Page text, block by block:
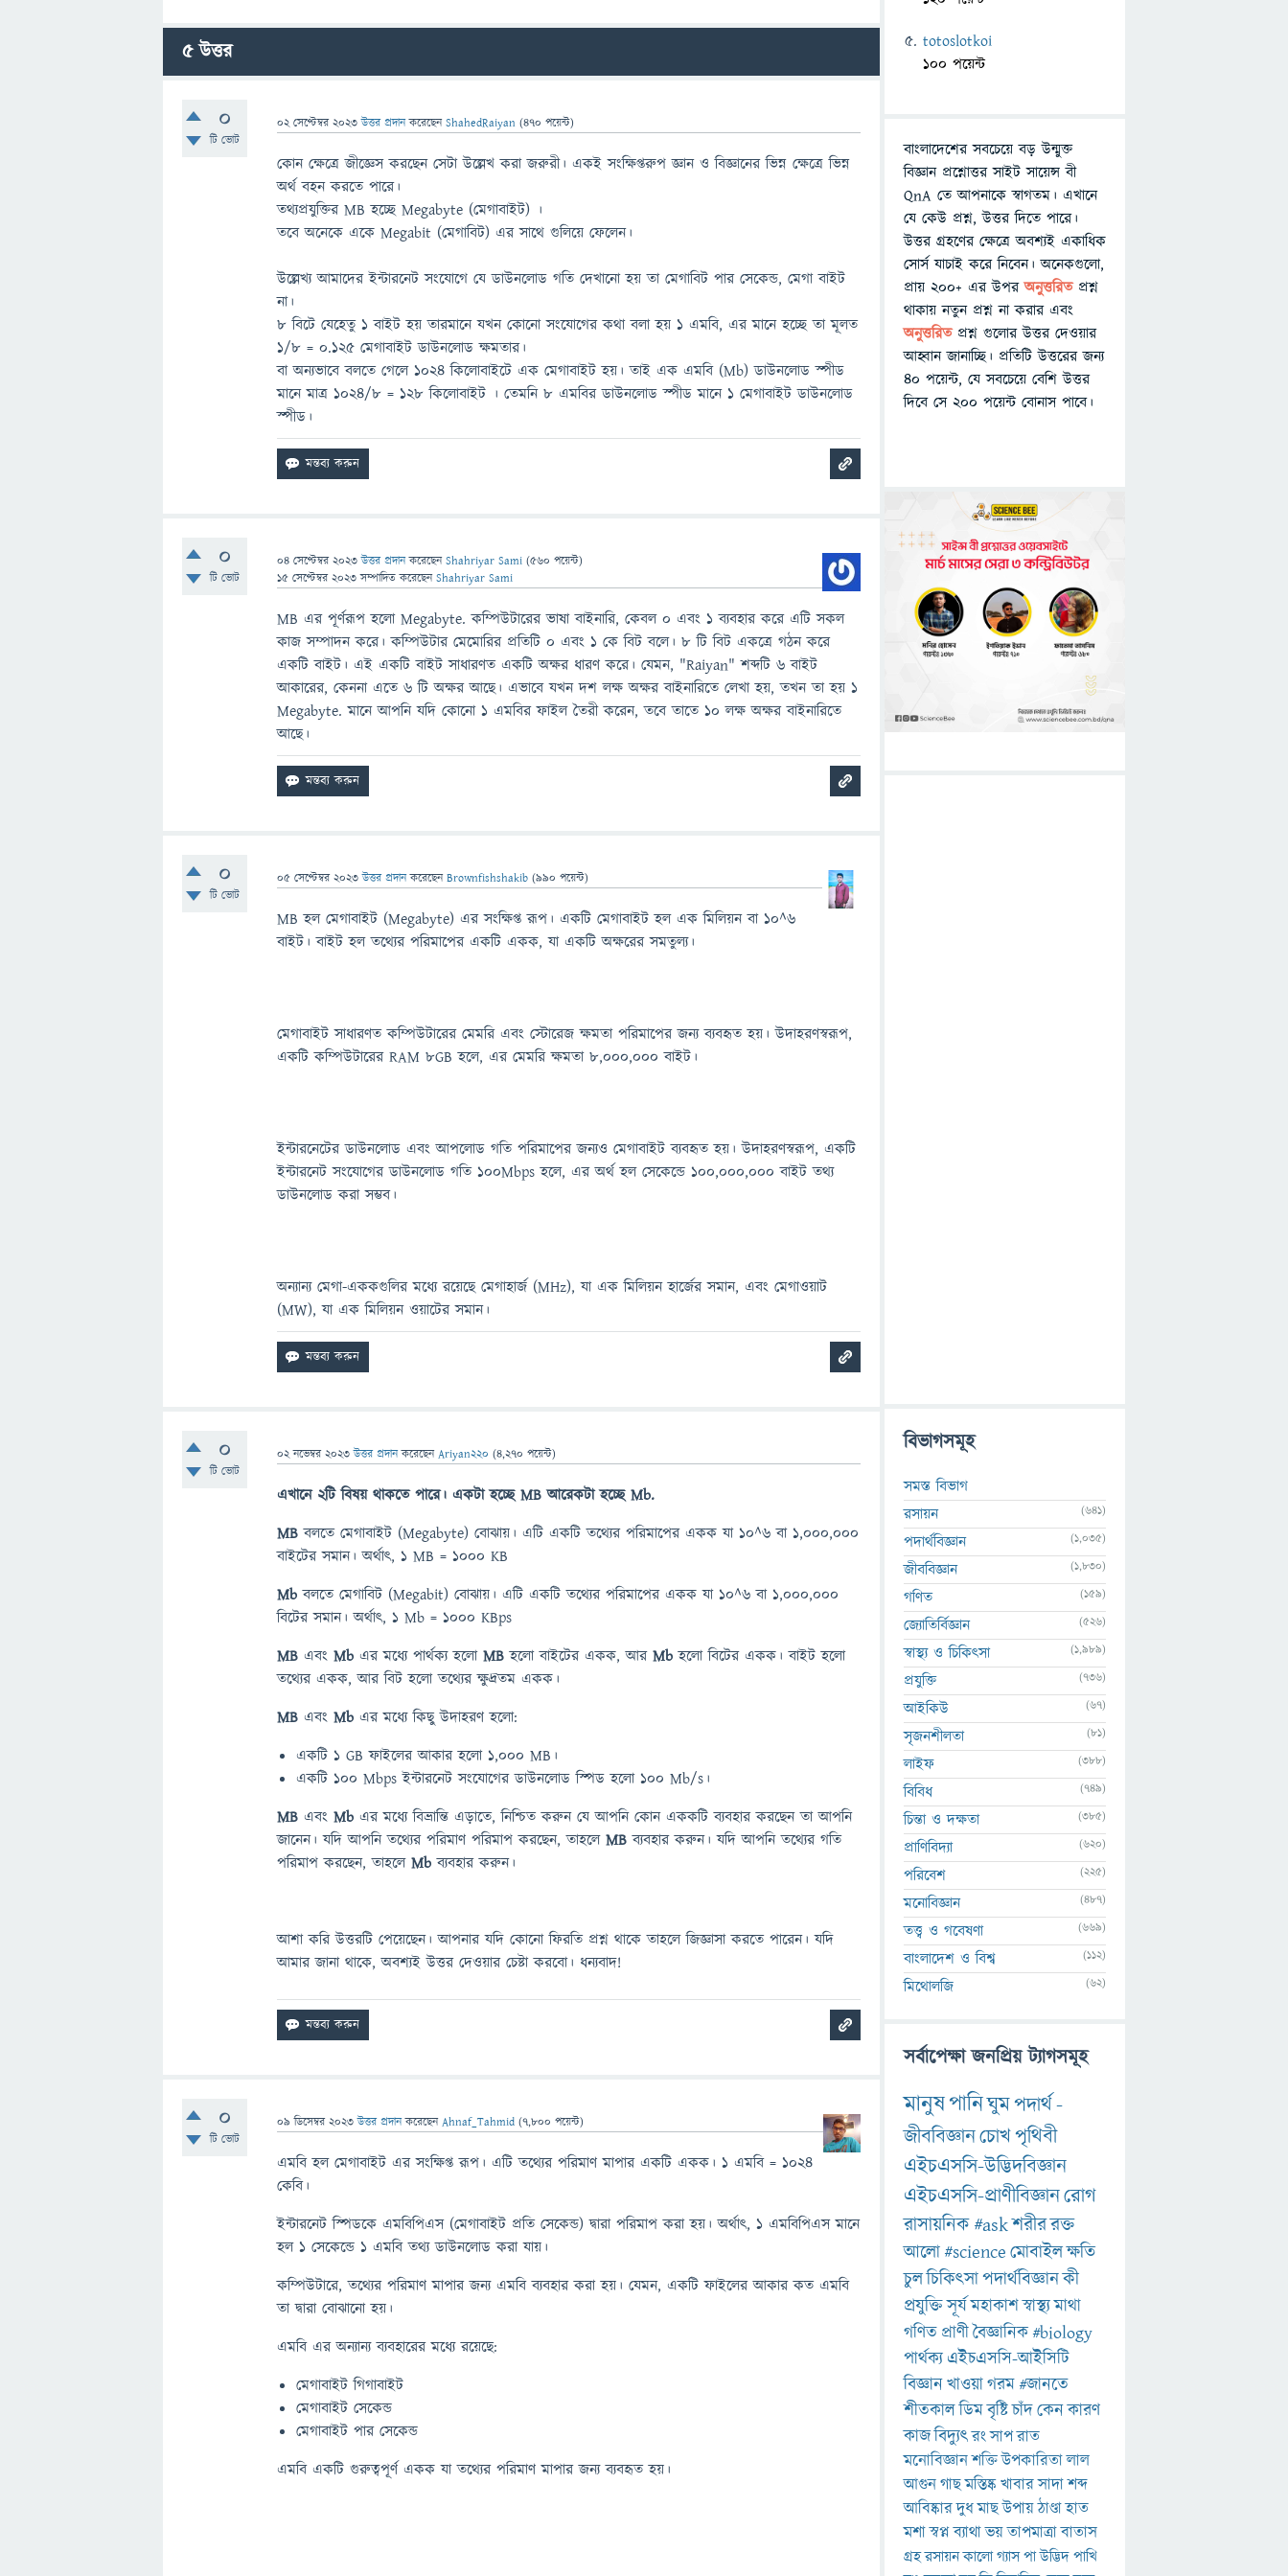
5উত্তর
0
টি ভোট
02 সেপ্টেম্বর 2023 উত্তর প্রদান করেছেনShahedRaiyan (470 পয়েন্ট)
কোন ক্ষেত্রে জীজ্ঞেস করছেন সেটা উল্লেখ করা জরুরী। একই সংক্ষিপ্তরুপ জ্ঞান ও বিজ্ঞানের ভিন্ন ক্ষেত্রে ভিন্ন
অর্থ বহন করতে পারে।
তথ্যপ্রযুক্তির MB হচ্ছে Megabyte (মেগাবাইট) ।
তবে অনেকে একে Megabit (মেগাবিট) এর সাথে গুলিয়ে ফেলেন।
উল্লেখ্য আমাদের ইন্টারনেট সংযোগে যে ডাউনলোড গতি দেখানো হয় তা মেগাবিট পার সেকেন্ড, মেগা বাইট
না।
৮ বিটে যেহেতু ১ বাইট হয় তারমানে যখন কোনো সংযোগের কথা বলা হয় ১ এমবি, এর মানে হচ্ছে তা মূলত
১/৮ = ০.১২৫ মেগাবাইট ডাউনলোড ক্ষমতার।
বা অন্যভাবে বলতে গেলে ১০২৪ কিলোবাইটে এক মেগাবাইট হয়। তাই এক এমবি (Mb) ডাউনলোড স্পীড
মানে মাত্র ১০২৪/৮ = ১২৮ কিলোবাইট । তেমনি ৮ এমবির ডাউনলোড স্পীড মানে ১ মেগাবাইট ডাউনলোড
স্পীড।
0
টি ভোট
04 সেপ্টেম্বর 2023 উত্তর প্রদান করেছেনShahriyar Sami (560 পয়েন্ট)
15 সেপ্টেম্বর 2023 সম্পাদিত করেছেনShahriyar Sami
MB এর পূর্ণরূপ হলো Megabyte. কম্পিউটারের ভাষা বাইনারি, কেবল ০ এবং ১ ব্যবহার করে এটি সকল
কাজ সম্পাদন করে। কম্পিউটার মেমোরির প্রতিটি ০ এবং ১ কে বিট বলে। ৮ টি বিট একত্রে গঠন করে
একটি বাইট। এই একটি বাইট সাধারণত একটি অক্ষর ধারণ করে। যেমন, "Raiyan" শব্দটি ৬ বাইট
আকারের, কেননা এতে ৬ টি অক্ষর আছে। এভাবে যখন দশ লক্ষ অক্ষর বাইনারিতে লেখা হয়, তখন তা হয় ১
Megabyte. মানে আপনি যদি কোনো ১ এমবির ফাইল তৈরী করেন, তবে তাতে ১০ লক্ষ অক্ষর বাইনারিতে
আছে।
0
টি ভোট
05 সেপ্টেম্বর 2023 উত্তর প্রদান করেছেনBrownfishshakib (990 পয়েন্ট)
MB হল মেগাবাইট (Megabyte) এর সংক্ষিপ্ত রূপ। একটি মেগাবাইট হল এক মিলিয়ন বা ১০^৬
বাইট। বাইট হল তথ্যের পরিমাপের একটি একক, যা একটি অক্ষরের সমতুল্য।
মেগাবাইট সাধারণত কম্পিউটারের মেমরি এবং স্টোরেজ ক্ষমতা পরিমাপের জন্য ব্যবহৃত হয়। উদাহরণস্বরূপ,
একটি কম্পিউটারের RAM 8GB হলে, এর মেমরি ক্ষমতা 8,000,000 বাইট।
ইন্টারনেটের ডাউনলোড এবং আপলোড গতি পরিমাপের জন্যও মেগাবাইট ব্যবহৃত হয়। উদাহরণস্বরূপ, একটি
ইন্টারনেট সংযোগের ডাউনলোড গতি 100Mbps হলে, এর অর্থ হল সেকেন্ডে 100,000,000 বাইট তথ্য
ডাউনলোড করা সম্ভব।
অন্যান্য মেগা-এককগুলির মধ্যে রয়েছে মেগাহার্জ (MHz), যা এক মিলিয়ন হার্জের সমান, এবং মেগাওয়াট
(MW), যা এক মিলিয়ন ওয়াটের সমান।
0
টি ভোট
02 নভেম্বর 2023 উত্তর প্রদান করেছেনAriyan220 (4,270 পয়েন্ট)
এখানে ২টি বিষয় থাকতে পারে। একটা হচ্ছে MB আরেকটা হচ্ছে Mb.
MB বলতে মেগাবাইট (Megabyte) বোঝায়। এটি একটি তথ্যের পরিমাপের একক যা 10^6 বা 1,000,000
বাইটের সমান। অর্থাৎ, 1 MB = 1000 KB
Mb বলতে মেগাবিট (Megabit) বোঝায়। এটি একটি তথ্যের পরিমাপের একক যা 10^6 বা 1,000,000
বিটের সমান। অর্থাৎ, 1 Mb = 1000 KBps
MB এবংMb এর মধ্যে পার্থক্য হলোMB হলো বাইটের একক, আরMb হলো বিটের একক। বাইট হলো
তথ্যের একক, আর বিট হলো তথ্যের ক্ষুদ্রতম একক।
MB এবংMb এর মধ্যে কিছু উদাহরণ হলো:
একটি 1 GB ফাইলের আকার হলো 1,000 MB।
একটি 100 Mbps ইন্টারনেট সংযোগের ডাউনলোড স্পিড হলো 100 Mb/s।
MB এবংMb এর মধ্যে বিভ্রান্তি এড়াতে, নিশ্চিত করুন যে আপনি কোন এককটি ব্যবহার করছেন তা আপনি
জানেন। যদি আপনি তথ্যের পরিমাণ পরিমাপ করছেন, তাহলেMB ব্যবহার করুন। যদি আপনি তথ্যের গতি
পরিমাপ করছেন, তাহলেMb ব্যবহার করুন।
আশা করি উত্তরটি পেয়েছেন। আপনার যদি কোনো ফিরতি প্রশ্ন থাকে তাহলে জিজ্ঞাসা করতে পারেন। যদি
আমার জানা থাকে, অবশ্যই উত্তর দেওয়ার চেষ্টা করবো। ধন্যবাদ!
0
টি ভোট
09 ডিসেম্বর 2023 উত্তর প্রদান করেছেনAhnaf_Tahmid (7,800 পয়েন্ট)
এমবি হল মেগাবাইট এর সংক্ষিপ্ত রূপ। এটি তথ্যের পরিমাণ মাপার একটি একক। ১ এমবি = ১০২৪
কেবি।
ইন্টারনেট স্পিডকে এমবিপিএস (মেগাবাইট প্রতি সেকেন্ড) দ্বারা পরিমাপ করা হয়। অর্থাৎ, ১ এমবিপিএস মানে
হল ১ সেকেন্ডে ১ এমবি তথ্য ডাউনলোড করা যায়।
কম্পিউটারে, তথ্যের পরিমাণ মাপার জন্য এমবি ব্যবহার করা হয়। যেমন, একটি ফাইলের আকার কত এমবি
তা দ্বারা বোঝানো হয়।
এমবি এর অন্যান্য ব্যবহারের মধ্যে রয়েছে:
মেগাবাইট গিগাবাইট
মেগাবাইট সেকেন্ড
মেগাবাইট পার সেকেন্ড
এমবি একটি গুরুত্বপূর্ণ একক যা তথ্যের পরিমাণ মাপার জন্য ব্যবহৃত হয়।
totoslotkoi
100 পয়েন্ট
বাংলাদেশের সবচেয়ে বড় উন্মুক্ত
বিজ্ঞান প্রশ্নোত্তর সাইট সায়েন্স বী
QnA তে আপনাকে স্বাগতম। এখানে
যে কেউ প্রশ্ন, উত্তর দিতে পারে।
উত্তর গ্রহণের ক্ষেত্রে অবশ্যই একাধিক
সোর্স যাচাই করে নিবেন। অনেকগুলো,
প্রায় ২০০+ এর উপরঅনুত্তরিতপ্রশ্ন
থাকায় নতুন প্রশ্ন না করার এবং
অনুত্তরিত প্রশ্ন গুলোর উত্তর দেওয়ার
আহ্বান জানাচ্ছি। প্রতিটি উত্তরের জন্য
৪০ পয়েন্ট, যে সবচেয়ে বেশি উত্তর
দিবে সে ২০০ পয়েন্ট বোনাস পাবে।
বিভাগসমূহ
সমস্ত বিভাগ
রসায়ন
(641)
পদার্থবিজ্ঞান (1,035)
জীববিজ্ঞান (1,830)
গণিত (159)
জ্যোতির্বিজ্ঞান (526)
স্বাস্থ্য ও চিকিৎসা (1,989)
প্রযুক্তি (736)
আইকিউ (67)
সৃজনশীলতা (81)
লাইফ (388)
বিবিধ (749)
চিন্তা ও দক্ষতা (385)
প্রাণিবিদ্যা (620)
পরিবেশ (225)
মনোবিজ্ঞান (487)
তত্ত্ব ও গবেষণা (669)
বাংলাদেশ ও বিশ্ব (112)
মিথোলজি (62)
সর্বাপেক্ষা জনপ্রিয় ট্যাগসমূহ
মানুষপানিঘুমপদার্থ-
জীববিজ্ঞানচোখপৃথিবী
এইচএসসি-উদ্ভিদবিজ্ঞান
এইচএসসি-প্রাণীবিজ্ঞানরোগ
রাসায়নিক#askশরীররক্ত
আলো#scienceমোবাইলক্ষতি
চুলচিকিৎসাপদার্থবিজ্ঞানকী
প্রযুক্তিসূর্যমহাকাশস্বাস্থ্যমাথা
গণিত প্রাণীবৈজ্ঞানিক#biology
পার্থক্য এইচএসসি-আইসিটি
বিজ্ঞানখাওয়াগরম#জানতে
শীতকালডিমবৃষ্টিচাঁদকেনকারণ
কাজবিদ্যুৎরংসাপরাত
মনোবিজ্ঞানশক্তিউপকারিতালাল
আগুনগাছমস্তিষ্কখাবারসাদাশব্দ
আবিষ্কারদুধমাছউপায়ঠাণ্ডাহাত
মশাস্বপ্নব্যাথাভয়তাপমাত্রাবাতাস
গ্রহরসায়নকালোগ্যাসপাউদ্ভিদপাখি